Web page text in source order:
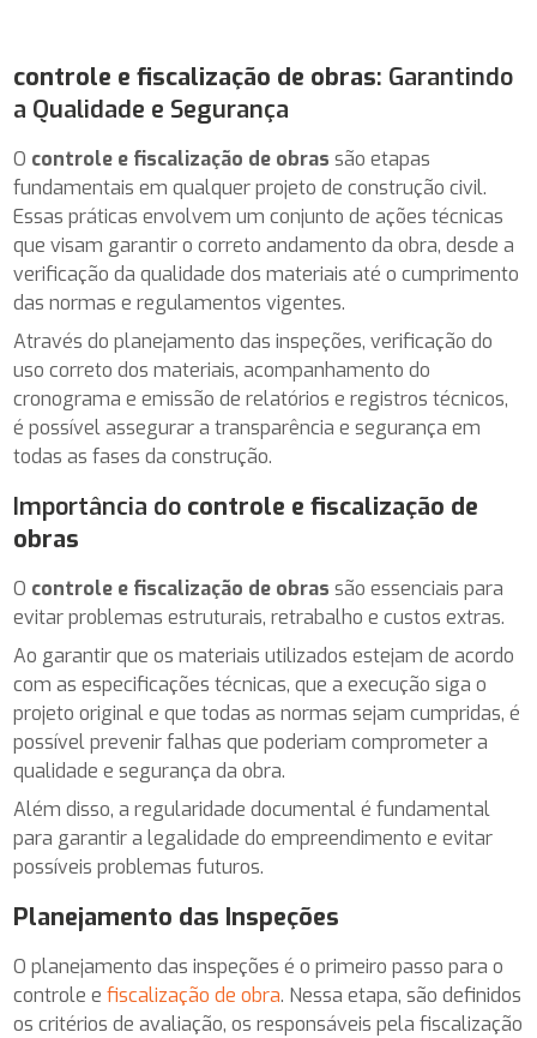
controle e fiscalização de obras: Garantindo
a Qualidade e Segurança
O controle e fiscalização de obras são etapas
fundamentais em qualquer projeto de construção civil.
Essas práticas envolvem um conjunto de ações técnicas
que visam garantir o correto andamento da obra, desde a
verificação da qualidade dos materiais até o cumprimento
das normas e regulamentos vigentes.
Através do planejamento das inspeções, verificação do
uso correto dos materiais, acompanhamento do
cronograma e emissão de relatórios e registros técnicos,
é possível assegurar a transparência e segurança em
todas as fases da construção.
Importância do controle e fiscalização de
obras
O controle e fiscalização de obras são essenciais para
evitar problemas estruturais, retrabalho e custos extras.
Ao garantir que os materiais utilizados estejam de acordo
com as especificações técnicas, que a execução siga o
projeto original e que todas as normas sejam cumpridas, é
possível prevenir falhas que poderiam comprometer a
qualidade e segurança da obra.
Além disso, a regularidade documental é fundamental
para garantir a legalidade do empreendimento e evitar
possíveis problemas futuros.
Planejamento das Inspeções
O planejamento das inspeções é o primeiro passo para o
controle efiscalização de obra. Nessa etapa, são definidos
os critérios de avaliação, os responsáveis pela fiscalização